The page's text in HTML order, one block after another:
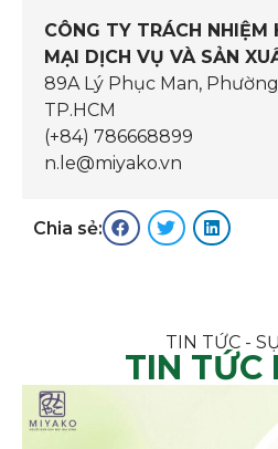
CÔNG TY TRÁCH NHIỆM
MẠI DỊCH VỤ VÀ SẢN
89A Lý Phục Man,
TP.HCM
(+84) 786668899
n.le@miyako.vn
Chia sẻ:
TIN TỨC -
TIN TỨC